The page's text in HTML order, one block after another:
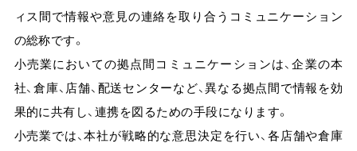
ィス間で情報や意見の連絡を取り合うコミュニケーション
の総称です。
小売業においての拠点間コミュニケーションは、企業の本
社、倉庫、店舗、配送センターなど、異なる拠点間で情報を効
果的に共有し、連携を図るための手段になります。
小売業では、本社が戦略的な意思決定を行い、各店舗や倉庫